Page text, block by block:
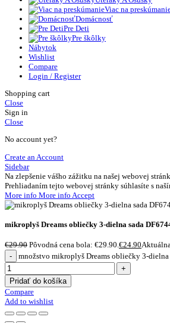
Viac na
Domácnosť
Pre Deti
Pre škôlky
Nábytok
Wishlist
Compare
Login / Register
Shopping cart
Close
Sign in
Close
No account yet?
Create an Account
Sidebar
Na zlepšenie vášho zážitku na našej webovej
Prehliadaním tejto webovej stránky súhlasíte s
More info More info Accept
mikroplyš Dreams obliečky 3-dielna sada
€29.90 Pôvodná cena bola: €29.90.€24.90
množstvo mikroplyš Dreams obliečky 3-dielna
Pridať do košíka
Compare
Add to wishlist